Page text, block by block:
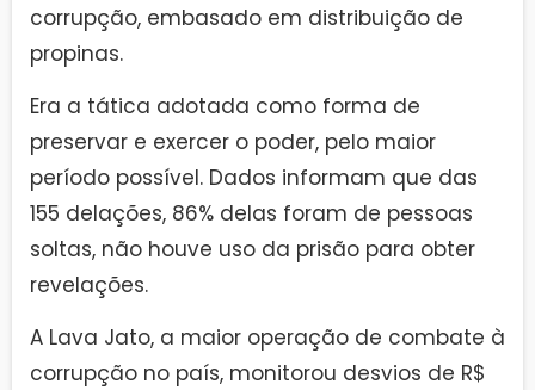
corrupção, embasado em distribuição de
propinas.
Era a tática adotada como forma de
preservar e exercer o poder, pelo maior
período possível. Dados informam que das
155 delações, 86% delas foram de pessoas
soltas, não houve uso da prisão para obter
revelações.
A Lava Jato, a maior operação de combate à
corrupção no país, monitorou desvios de R$